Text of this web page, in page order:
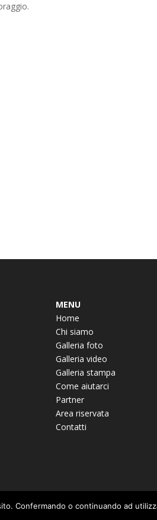
MENU
Home
Chi siamo
Galleria foto
Galleria video
Galleria stampa
Come aiutarci
Partner
Area riservata
Contatti
Confermando o continuando ad